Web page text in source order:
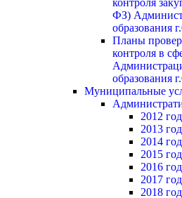
контроля
ФЗ)
образования
Планы
контроля в
образования
Муниципальные
2012 год
2013 год
2014 год
2015 год
2016 год
2017 год
2018 год